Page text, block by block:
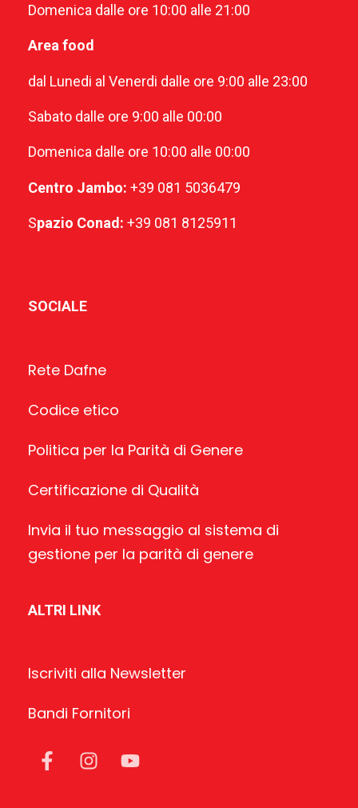
Domenica dalle ore 10:00 alle 21:00
Area food
dal Lunedi al Venerdi dalle ore 9:00 alle 23:00
Sabato dalle ore 9:00 alle 00:00
Domenica dalle ore 10:00 alle 00:00
Centro Jambo: +39 081 5036479
Spazio Conad: +39 081 8125911
SOCIALE
Rete Dafne
Codice etico
Politica per la Parità di Genere
Certificazione di Qualità
Invia il tuo messaggio al sistema di
gestione per la parità di genere
ALTRI LINK
Iscriviti alla Newsletter
Bandi Fornitori